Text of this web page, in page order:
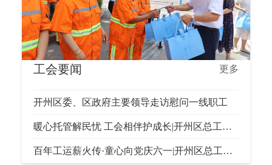
工会要闻 更多
开州区委、区政府主要领导走访慰问一线职工
暖心托管解民忧 工会相伴护成长|开州区总工会爱心托管班暖心开班
百年工运薪火传·童心向党庆六一|开州区总工会走进金峰小学开展“六一”儿童节慰问活动